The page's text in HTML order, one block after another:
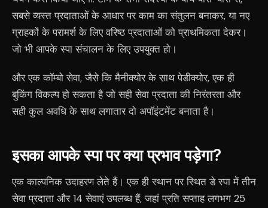
सबसे व्यस्त प्रदाताओं के आधार पर काम का संतुलन बनाकर, या नए
ग्राहकों के परामर्श के लिए वरिष्ठ प्रदाताओं को प्राथमिकता देकर।
जो भी आपके स्पा संचालन के लिए उपयुक्त हो।
और एक कॉम्बो सेवा, जैसे कि मैनीक्योर के साथ पेडीक्योर, एक ही
बुकिंग विकल्प हो सकता है जो सही सेवा प्रदाता की निरंतरता और
सही कुल अवधि के साथ लगातार दो अपॉइंटमेंट बनाता है।
इसका आपके स्पा पर क्या प्रभाव पड़ेगा?
एक काल्पनिक उदाहरण लेते हैं। एक ही स्थान पर स्थित डे स्पा में तीन
सेवा प्रदाता और 14 सेवाएं उपलब्ध हैं, जहां प्रति सप्ताह लगभग 25